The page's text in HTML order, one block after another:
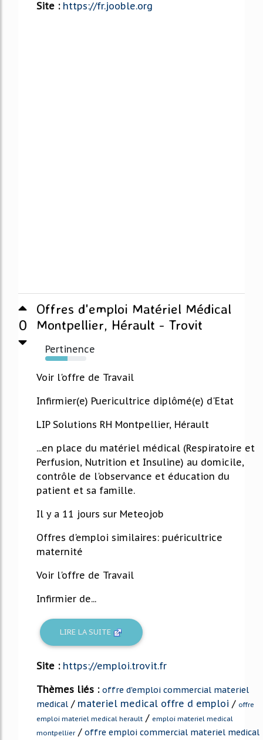
Site : https://fr.jooble.org
0
Offres d'emploi Matériel Médical
Montpellier, Hérault - Trovit
Pertinence
54%
Voir l'offre de Travail
Infirmier(e) Puericultrice diplômé(e) d'Etat
LIP Solutions RH Montpellier, Hérault
...en place du matériel médical (Respiratoire et
Perfusion, Nutrition et Insuline) au domicile,
contrôle de l'observance et éducation du
patient et sa famille.
Il y a 11 jours sur Meteojob
Offres d'emploi similaires: puéricultrice
maternité
Voir l'offre de Travail
Infirmier de...
LIRE LA SUITE
Site : https://emploi.trovit.fr
Thèmes liés : offre d'emploi commercial materiel
medical / materiel medical offre d emploi / offre
emploi materiel medical herault / emploi materiel medical
montpellier / offre emploi commercial materiel medical